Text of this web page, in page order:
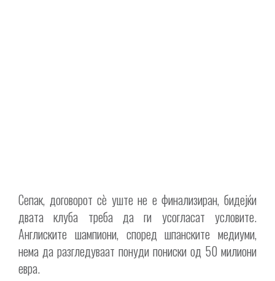
Сепак, договорот сè уште не е финализиран, бидејќи
двата клуба треба да ги усогласат условите.
Англиските шампиони, според шпанските медиуми,
нема да разгледуваат понуди пониски од 50 милиони
евра.